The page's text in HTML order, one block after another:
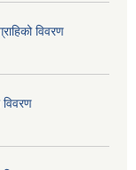
विवरण
विवरण